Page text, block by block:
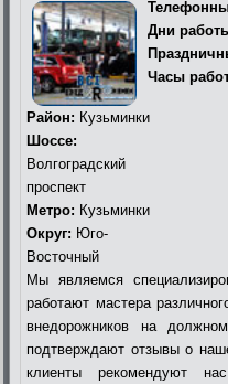
Дни
Часы
Район: Кузьминки
Шоссе:
Волгоградский
проспект
Метро: Кузьминки
Округ: Юго-
Восточный
Мы являемся
работают мастера
внедорожников на
подтверждают отзывы о
клиенты рекомендуют